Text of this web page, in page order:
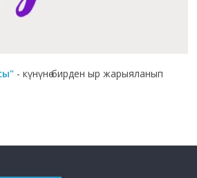
- күнүнө бирден ыр жарыяланып